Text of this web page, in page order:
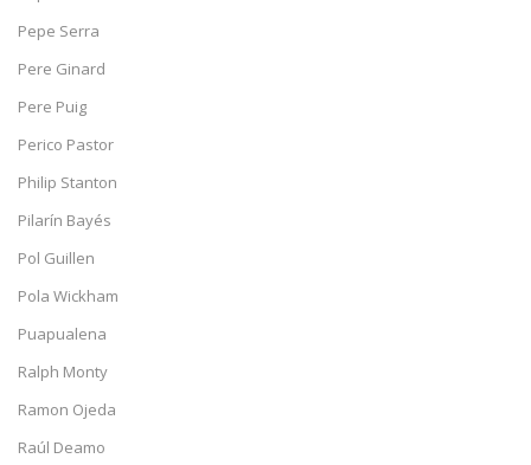
Pepe Serra
Pere Ginard
Pere Puig
Perico Pastor
Philip Stanton
Pilarín Bayés
Pol Guillen
Pola Wickham
Puapualena
Ralph Monty
Ramon Ojeda
Raúl Deamo